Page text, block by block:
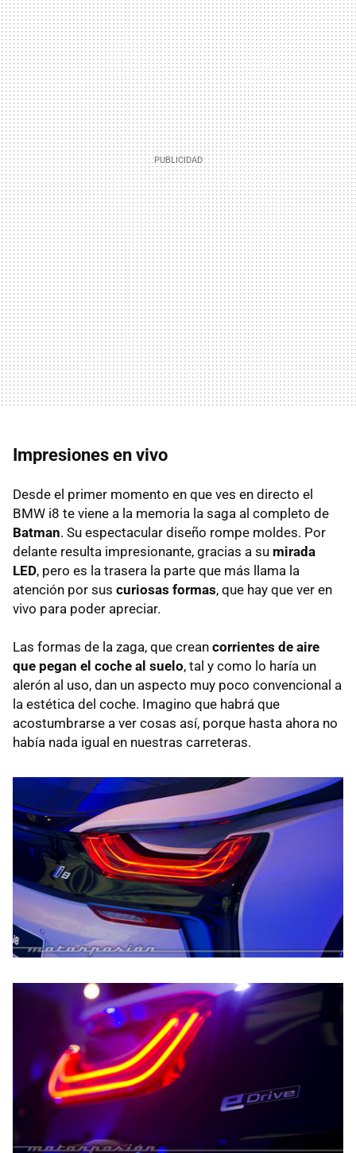
Impresiones en vivo
Desde el primer momento en que ves en directo el
BMW i8 te viene a la memoria la saga al completo de
Batman. Su espectacular diseño rompe moldes. Por
delante resulta impresionante, gracias a su mirada
LED, pero es la trasera la parte que más llama la
atención por sus curiosas formas, que hay que ver en
vivo para poder apreciar.
Las formas de la zaga, que crean corrientes de aire
que pegan el coche al suelo, tal y como lo haría un
alerón al uso, dan un aspecto muy poco convencional a
la estética del coche. Imagino que habrá que
acostumbrarse a ver cosas así, porque hasta ahora no
había nada igual en nuestras carreteras.